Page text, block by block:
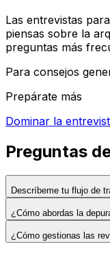
Las entrevistas
piensas sobre la
preguntas más
Para consejos
Prepárate más
Dominar la
Preguntas
Descríbeme tu flujo de
¿Cómo abordas la
¿Cómo gestionas las